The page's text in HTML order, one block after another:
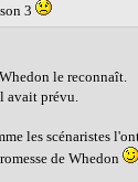
3
le reconnaît.
avait prévu.
les scénaristes
de Whedon